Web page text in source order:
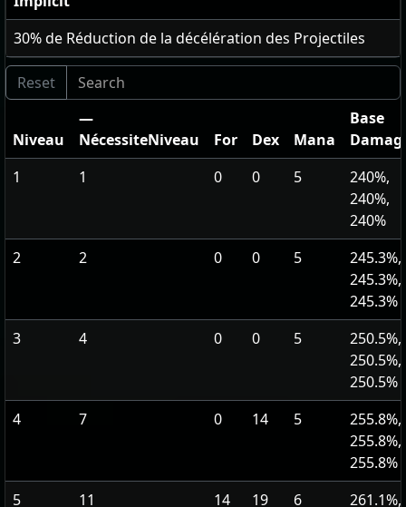
30% de Réduction de la décélération des Projectiles
Niveau
—
NécessiteNiveau
For Dex Mana
Base
1
1 0 0 5
240%,
240%,
240%
2
2 0 0 5
245.3%,
245.3%,
245.3%
3
4 0 0 5
250.5%,
250.5%,
250.5%
4
7 0 14 5
255.8%,
255.8%,
255.8%
5
11 14 19 6
261.1%,